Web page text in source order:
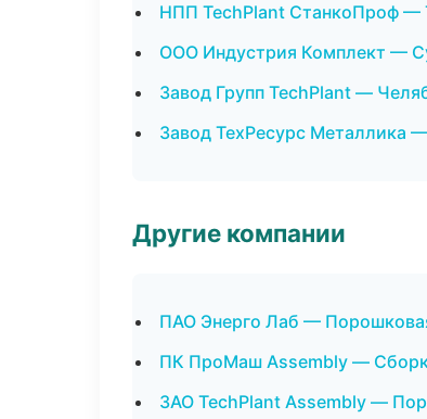
НПП TechPlant СтанкоПроф —
ООО Индустрия Комплект —
Завод Групп TechPlant —
Завод ТехРесурс Металлика
Другие компании
ПАО Энерго Лаб —
ПК ПроМаш Assembly —
ЗАО TechPlant Assembly —